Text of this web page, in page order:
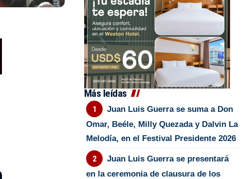
Más leídas
Juan Luis Guerra se suma a Don
Omar, Beéle, Milly Quezada y Dalvin La
Melodía, en el Festival Presidente 2026
Juan Luis Guerra se presentará
en la ceremonia de clausura de los